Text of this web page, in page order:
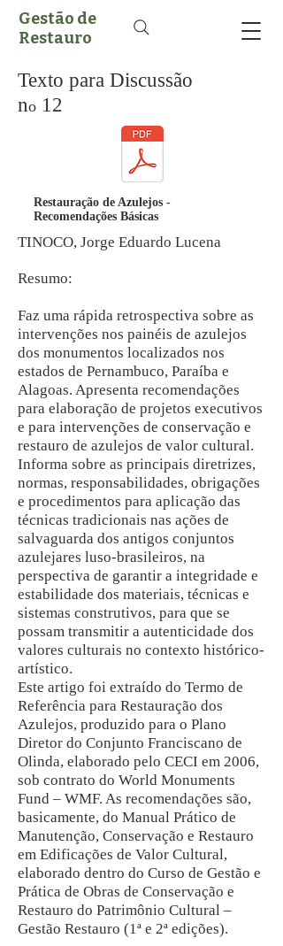
Gestão de
Restauro
Texto para Discussão
no 12
Restauração de Azulejos -
Recomendações Básicas
TINOCO, Jorge Eduardo Lucena
Resumo:
Faz uma rápida retrospectiva sobre as
intervenções nos painéis de azulejos
dos monumentos localizados nos
estados de Pernambuco, Paraíba e
Alagoas. Apresenta recomendações
para elaboração de projetos executivos
e para intervenções de conservação e
restauro de azulejos de valor cultural.
Informa sobre as principais diretrizes,
normas, responsabilidades, obrigações
e procedimentos para aplicação das
técnicas tradicionais nas ações de
salvaguarda dos antigos conjuntos
azulejares luso-brasileiros, na
perspectiva de garantir a integridade e
estabilidade dos materiais, técnicas e
sistemas construtivos, para que se
possam transmitir a autenticidade dos
valores culturais no contexto histórico-
artístico.
Este artigo foi extraído do Termo de
Referência para Restauração dos
Azulejos, produzido para o Plano
Diretor do Conjunto Franciscano de
Olinda, elaborado pelo CECI em 2006,
sob contrato do World Monuments
Fund – WMF. As recomendações são,
basicamente, do Manual Prático de
Manutenção, Conservação e Restauro
em Edificações de Valor Cultural,
elaborado dentro do Curso de Gestão e
Prática de Obras de Conservação e
Restauro do Patrimônio Cultural –
Gestão Restauro (1ª e 2ª edições).